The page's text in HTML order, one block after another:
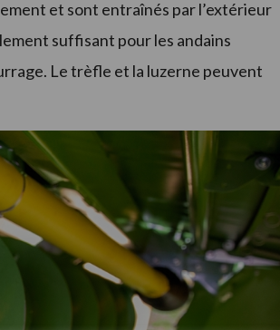
et sont entraînés par l’extérieur
suffisant pour les andains
Le trèfle et la luzerne peuvent